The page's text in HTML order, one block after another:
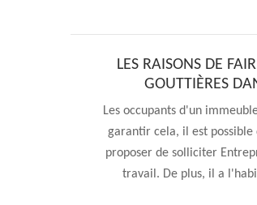
LES RAISONS DE
GOUTTIÈRES
Les occupants d'un
garantir cela, il est possible
proposer de solliciter
travail. De plus, il a